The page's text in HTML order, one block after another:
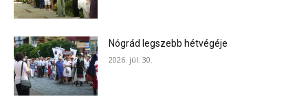
Nógrád legszebb hétvégéje
2026. júl. 30.